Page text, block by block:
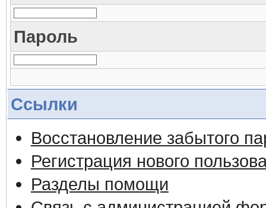
Пароль
Ссылки
Восстановление забытого
Регистрация нового
Разделы помощи